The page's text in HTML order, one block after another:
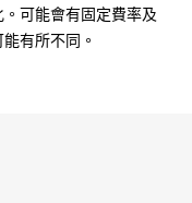
可能會有固定費率及
有所不同。